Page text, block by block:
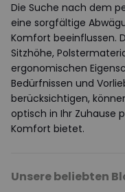
Die Suche nach dem
eine sorgfältige
Komfort beeinflussen.
Sitzhöhe,
ergonomischen
Bedürfnissen und
berücksichtigen,
optisch in Ihr Zuhause
Komfort bietet.
Unsere beliebten